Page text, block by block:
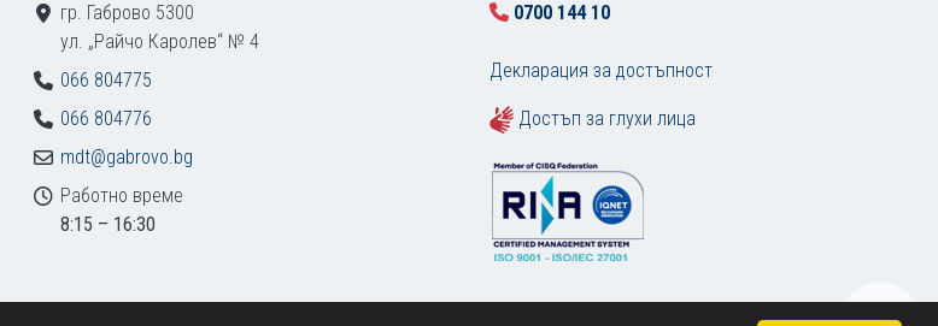
гр. Габрово 5300
ул. „Райчо Каролев“ № 4
066 804775
066 804776
mdt@gabrovo.bg
Работно време
8:15 – 16:30
0700 144 10
Декларация за достъпност
Достъп за глухи лица